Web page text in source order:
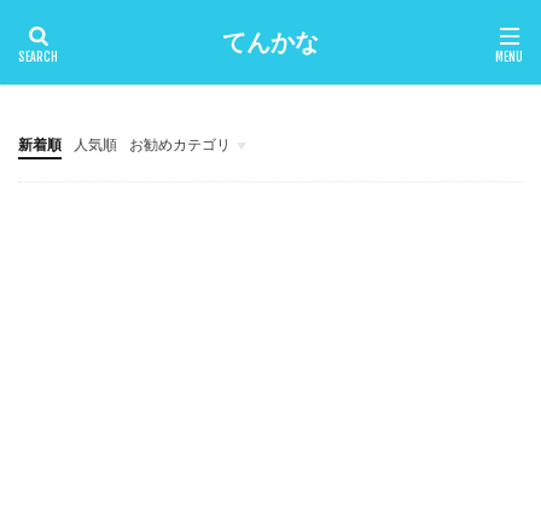
てんかな
新着順 人気順
お勧めカテゴリ
THE THOR